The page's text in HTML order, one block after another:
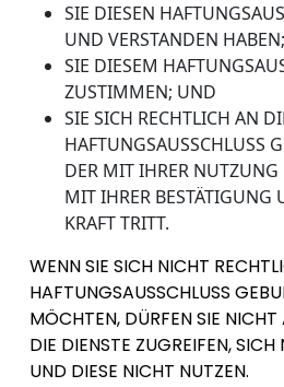
SIE DIESEN
UND VERSTANDEN HABEN;
SIE DIESEM
ZUSTIMMEN; UND
SIE SICH RECHTLICH AN
HAFTUNGSAUSSCHLUSS
DER MIT IHRER NUTZUNG
MIT IHRER BESTÄTIGUNG
KRAFT TRITT.
WENN SIE SICH NICHT
HAFTUNGSAUSSCHLUSS
MÖCHTEN, DÜRFEN SIE
DIE DIENSTE ZUGREIFEN,
UND DIESE NICHT NUTZEN.